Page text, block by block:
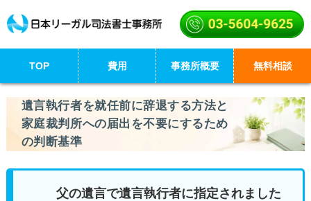
TOP 費用 事務所概要 無料相談
遺言執行者を就任前に辞退する方法と
家庭裁判所への届出を不要にするため
の判断基準
父の遺言で遺言執行者に指定されました